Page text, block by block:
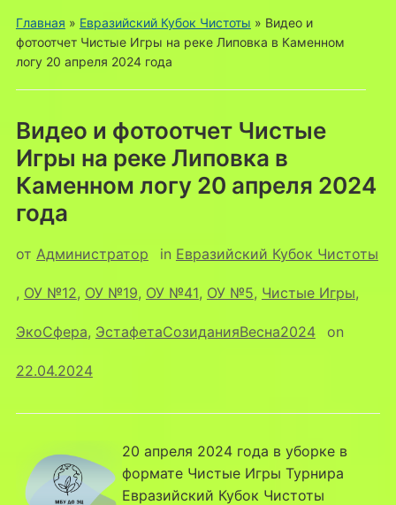
Главная » Евразийский Кубок Чистоты » Видео и
фотоотчет Чистые Игры на реке Липовка в Каменном
логу 20 апреля 2024 года
Видео и фотоотчет Чистые
Игры на реке Липовка в
Каменном логу 20 апреля 2024
года
от Администратор in Евразийский Кубок Чистоты
, ОУ №12, ОУ №19, ОУ №41, ОУ №5, Чистые Игры,
ЭкоСфера, ЭстафетаСозиданияВесна2024 on
22.04.2024
20 апреля 2024 года в уборке в
формате Чистые Игры Турнира
Евразийский Кубок Чистоты